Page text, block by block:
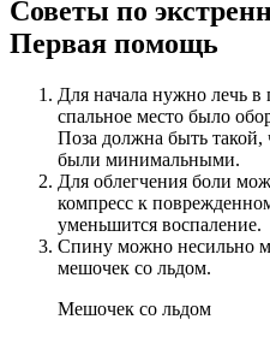
Советы по
Первая помощь
Для начала нужно лечь
спальное место было
Поза должна быть
были минимальными.
Для облегчения боли
компресс к
уменьшится воспаление.
Спину можно несильно
мешочек со льдом.
Мешочек со льдом